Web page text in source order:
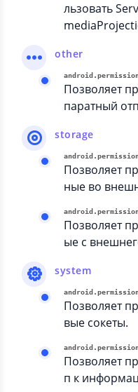
льзовать
other
Позволяет
паратный
storage
Позволяет
ные во
Позволяет
ые с
system
Позволяет
вые сокеты.
Позволяет
п к